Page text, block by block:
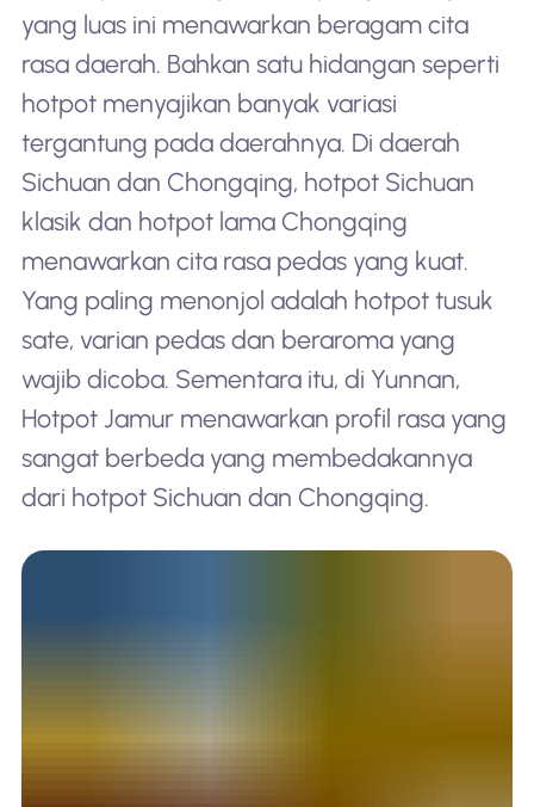
yang luas ini menawarkan beragam cita
rasa daerah. Bahkan satu hidangan seperti
hotpot menyajikan banyak variasi
tergantung pada daerahnya. Di daerah
Sichuan dan Chongqing, hotpot Sichuan
klasik dan hotpot lama Chongqing
menawarkan cita rasa pedas yang kuat.
Yang paling menonjol adalah hotpot tusuk
sate, varian pedas dan beraroma yang
wajib dicoba. Sementara itu, di Yunnan,
Hotpot Jamur menawarkan profil rasa yang
sangat berbeda yang membedakannya
dari hotpot Sichuan dan Chongqing.